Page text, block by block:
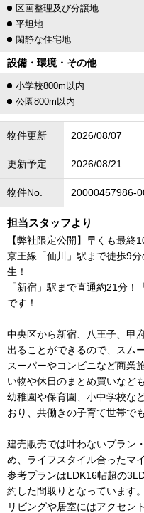
区画整理及び分譲地
平坦地
閑静な住宅地
設備・環境・その他
小学校800m以内
公園800m以内
物件更新 2026/08/07
更新予定 2026/08/21
物件No. 20000457986-
担当スタッフより
【弊社限定公開】早くも最終
京王線「仙川」駅まで徒歩9
生！
「新宿」駅まで直通約21分
です！
中央区から新宿、八王子、甲
出ることができるので、スム
スーパーやコンビニなど商業
い物や休日のまとめ買いなど
幼稚園や保育園、小中学校な
おり、共働きの子育て世帯で
建売販売では叶わないプラン
め、ライフスタイル合ったマ
参考プランはLDK16帖超の
約した間取りとなっています。
リビングや居室にはアクセン